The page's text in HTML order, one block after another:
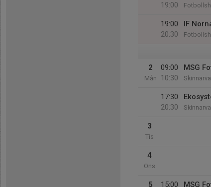
19:00
19:00
20:30
IF
2
Mån
09:00
10:30
MSG
17:30
20:30
3
Tis
4
Ons
5
15:00
MSG